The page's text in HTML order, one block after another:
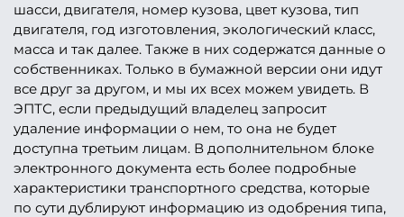
шасси, двигателя, номер кузова, цвет кузова, тип
двигателя, год изготовления, экологический класс,
масса и так далее. Также в них содержатся данные о
собственниках. Только в бумажной версии они идут
все друг за другом, и мы их всех можем увидеть. В
ЭПТС, если предыдущий владелец запросит
удаление информации о нем, то она не будет
доступна третьим лицам. В дополнительном блоке
электронного документа есть более подробные
характеристики транспортного средства, которые
по сути дублируют информацию из одобрения типа,